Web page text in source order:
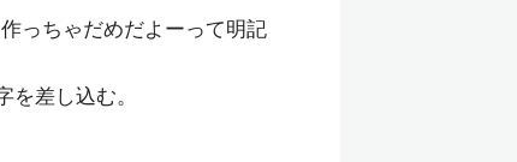
っちゃだめだよーって明記
差し込む。